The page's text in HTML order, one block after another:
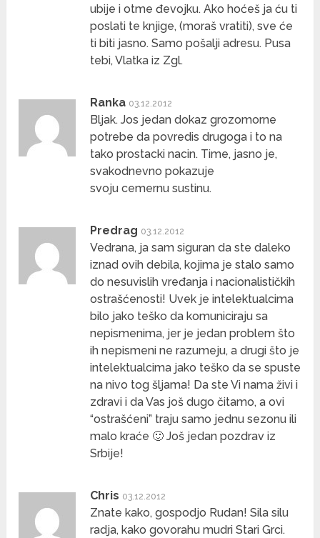
ubije i otme đevojku. Ako hoćeš ja ću ti
poslati te knjige, (moraš vratiti), sve će
ti biti jasno. Samo pošalji adresu. Pusa
tebi, Vlatka iz Zgl.
Ranka 03.12.2012
Bljak. Jos jedan dokaz grozomorne
potrebe da povredis drugoga i to na
tako prostacki nacin. Time, jasno je,
svakodnevno pokazuje
svoju cemernu sustinu.
Predrag 03.12.2012
Vedrana, ja sam siguran da ste daleko
iznad ovih debila, kojima je stalo samo
do nesuvislih vređanja i nacionalističkih
ostrašćenosti! Uvek je intelektualcima
bilo jako teško da komuniciraju sa
nepismenima, jer je jedan problem što
ih nepismeni ne razumeju, a drugi što je
intelektualcima jako teško da se spuste
na nivo tog šljama! Da ste Vi nama živi i
zdravi i da Vas još dugo čitamo, a ovi
“ostrašćeni” traju samo jednu sezonu ili
malo kraće 🙂 Još jedan pozdrav iz
Srbije!
Chris 03.12.2012
Znate kako, gospodjo Rudan! Sila silu
radja, kako govorahu mudri Stari Grci.